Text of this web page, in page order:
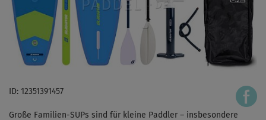
ID: 12351391457
Große Familien-SUPs sind für kleine Paddler – insbesondere